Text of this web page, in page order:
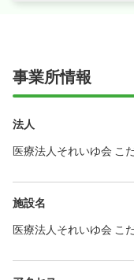
事業所情報
法人
医療法人それいゆ会 こ
施設名
医療法人それいゆ会 こ